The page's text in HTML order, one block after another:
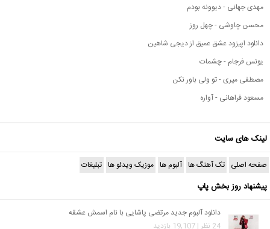
مهدی جهانی - دیوونه بودم
محسن چاوشی - چهل روز
دانلود اپیزود عشق عمیق از دیجی شاهین
یونس فرجام - چشمات
مصطفی میری - تو ولی باور نکن
مسعود فراهانی - آواره
لینک های سایت
صفحه اصلی تک آهنگ ها آلبوم ها موزیک ویدئو ها تبلیغات
پیشنهاد روز بخش پاپ
دانلود آلبوم جدید مرتضی پاشایی با نام اسمش عشقه
24 نظر | 19,107 بازدید